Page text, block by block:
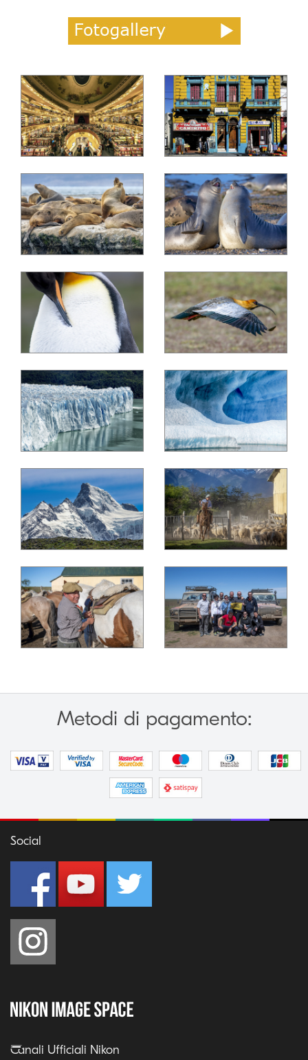
Metodi di pagamento:
Social
Canali Ufficiali Nikon